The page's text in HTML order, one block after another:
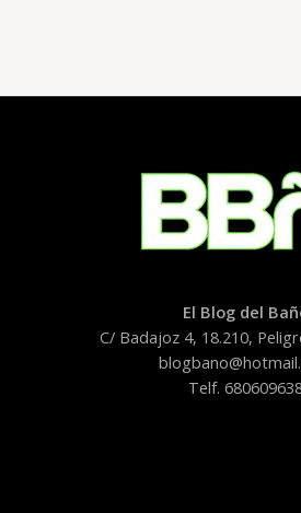
El Blog del
C/ Badajoz 4, 18.210,
Telf.